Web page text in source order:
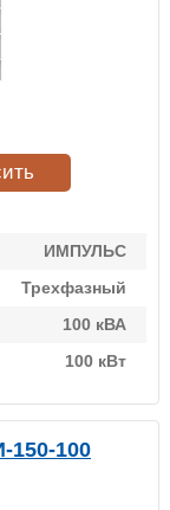
ИМПУЛЬС
Трехфазный
100 кВА
100 кВт
100